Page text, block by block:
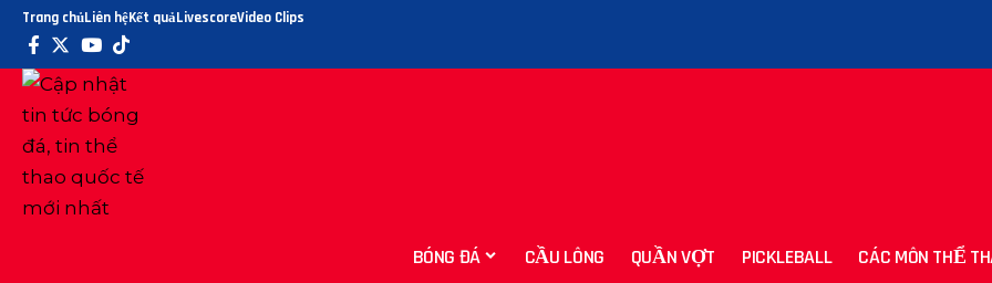
Trang chủLiên hệKết quảLivescoreVideo Clips
BÓNG ĐÁ CẦU LÔNG QUẦN VỢT PICKLEBALL CÁC MÔN THỂ